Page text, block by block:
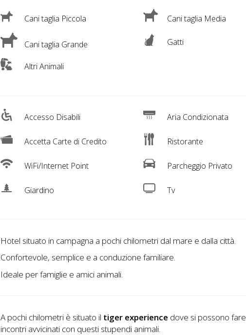
Cani taglia Piccola Cani taglia Media
Cani taglia Grande Gatti
Altri Animali
Accesso Disabili Aria Condizionata
Accetta Carte di Credito Ristorante
WiFi/Internet Point Parcheggio Privato
Giardino Tv
Hotel situato in campagna a pochi chilometri dal mare e dalla città.
Confortevole, semplice e a conduzione familiare.
Ideale per famiglie e amici animali.
A pochi chilometri è situato il tiger experience dove si possono fare
incontri avvicinati con questi stupendi animali.